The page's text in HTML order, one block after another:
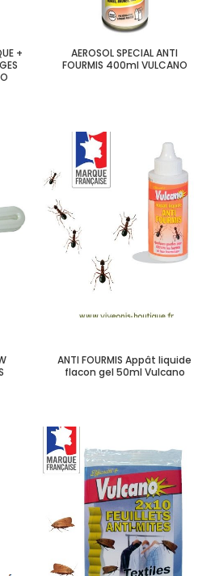
+
AEROSOL SPECIAL ANTI
FOURMIS 400ml VULCANO
ANTI FOURMIS Appât liquide
flacon gel 50ml Vulcano